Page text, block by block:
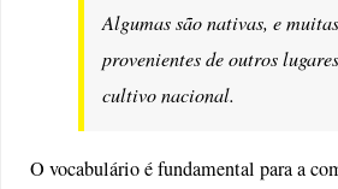
Algumas são nativas, e
provenientes de outros
cultivo nacional.
O vocabulário é fundamental para a